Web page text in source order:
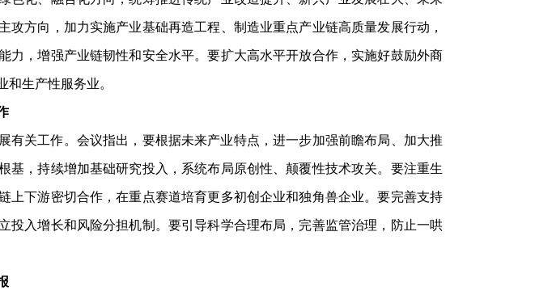
攻方向，加力实施产业基础再造工程、制造业重点产业链高质量发展行动，
力，增强产业链韧性和安全水平。要扩大高水平开放合作，实施好鼓励外商
生产性服务业。
有关工作。会议指出，要根据未来产业特点，进一步加强前瞻布局、加大推
基，持续增加基础研究投入，系统布局原创性、颠覆性技术攻关。要注重生
上下游密切合作，在重点赛道培育更多初创企业和独角兽企业。要完善支持
投入增长和风险分担机制。要引导科学合理布局，完善监管治理，防止一哄